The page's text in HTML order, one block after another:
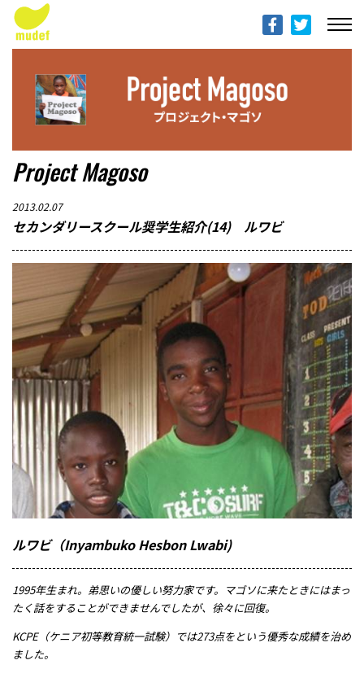
ABOUT mudef（Rhythmedia Foundation）
mudef（リズメディアファンデーション）について
PROFILES
団体概要
PROJECTS & ACTITIVIES
プロジェクト
DONATION
PROGRESS REPORTS
活動報告
MESSAGE
メッセージ
Project Magoso
2013.02.07
セカンダリースクール奨学生紹介(14) ルワビ
ルワビ（Inyambuko Hesbon Lwabi)
1995年生まれ。弟思いの優しい努力家です。マゴソに来たときにはまっ
たく話をすることができませんでしたが、徐々に回復。
KCPE（ケニア初等教育統一試験）では273点をという優秀な成績を治め
ました。